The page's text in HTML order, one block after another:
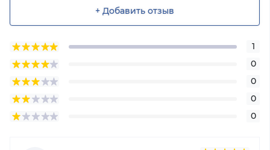
+ Добавить отзыв
1
0
0
0
0